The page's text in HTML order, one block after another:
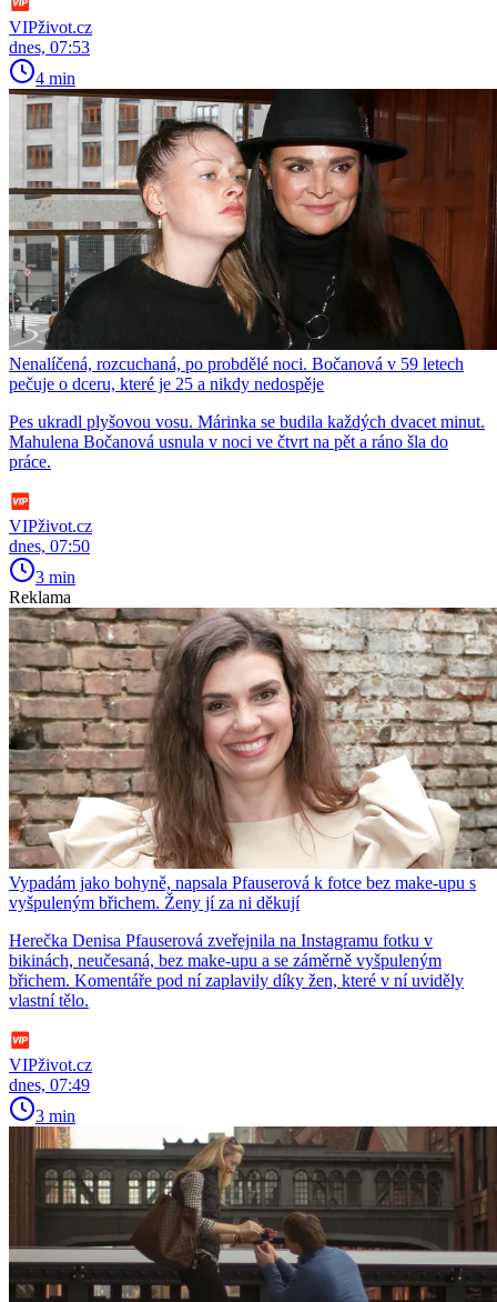
VIPživot.cz
dnes, 07:53
4 min
Nenalíčená, rozcuchaná, po probdělé noci. Bočanová v 59 letech
pečuje o dceru, které je 25 a nikdy nedospěje
Pes ukradl plyšovou vosu. Márinka se budila každých dvacet minut.
Mahulena Bočanová usnula v noci ve čtvrt na pět a ráno šla do
práce.
VIPživot.cz
dnes, 07:50
3 min
Reklama
Vypadám jako bohyně, napsala Pfauserová k fotce bez make-upu s
vyšpuleným břichem. Ženy jí za ni děkují
Herečka Denisa Pfauserová zveřejnila na Instagramu fotku v
bikinách, neučesaná, bez make-upu a se záměrně vyšpuleným
břichem. Komentáře pod ní zaplavily díky žen, které v ní uviděly
vlastní tělo.
VIPživot.cz
dnes, 07:49
3 min